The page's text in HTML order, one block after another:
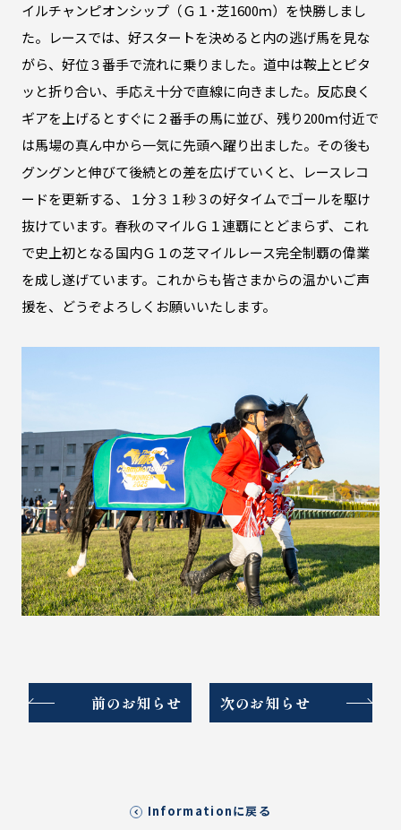
イルチャンピオンシップ（Ｇ１･芝1600ｍ）を快勝しまし
た。レースでは、好スタートを決めると内の逃げ馬を見な
がら、好位３番手で流れに乗りました。道中は鞍上とピタ
ッと折り合い、手応え十分で直線に向きました。反応良く
ギアを上げるとすぐに２番手の馬に並び、残り200ｍ付近で
は馬場の真ん中から一気に先頭へ躍り出ました。その後も
グングンと伸びて後続との差を広げていくと、レースレコ
ードを更新する、１分３１秒３の好タイムでゴールを駆け
抜けています。春秋のマイルＧ１連覇にとどまらず、これ
で史上初となる国内Ｇ１の芝マイルレース完全制覇の偉業
を成し遂げています。これからも皆さまからの温かいご声
援を、どうぞよろしくお願いいたします。
前のお知らせ 次のお知らせ
Informationに戻る